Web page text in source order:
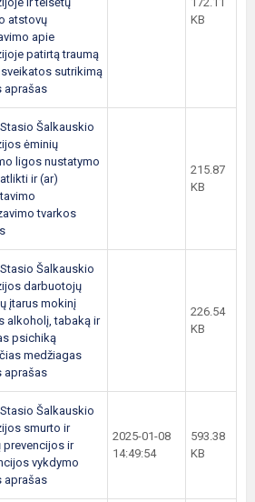
atstovų
apie
patirtą traumą
sveikatos sutrikimą
aprašas
KB
Šalkauskio
ėminių
ligos nustatymo
ir (ar)
tvarkos
215.87
KB
Šalkauskio
darbuotojų
įtarus mokinį
alkoholį, tabaką ir
psichiką
medžiagas
aprašas
226.54
KB
Šalkauskio
smurto ir
prevencijos ir
vykdymo
aprašas
2025-01-08
14:49:54
593.38
KB